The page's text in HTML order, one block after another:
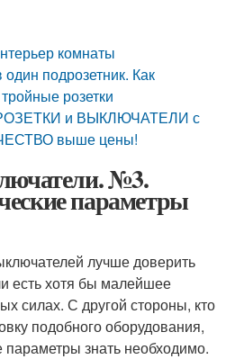
комнаты
подрозетник. Как
розетки
РОЗЕТКИ и ВЫКЛЮЧАТЕЛИ с
выше цены!
№3.
параметры
лучше доверить
есть хотя бы малейшее
силах. С другой стороны, кто
подобного оборудования,
знать необходимо.